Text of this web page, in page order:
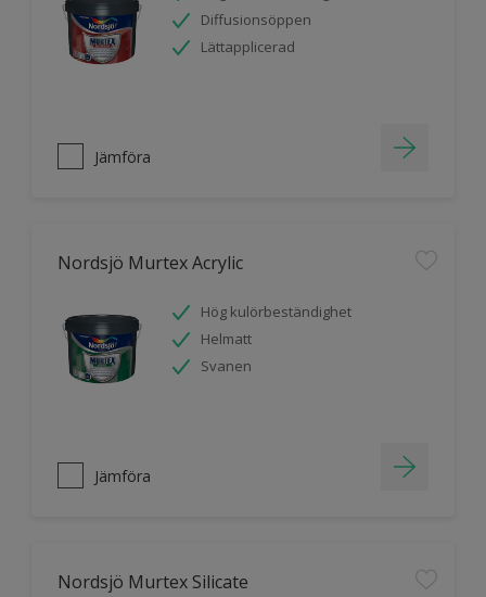
Diffusionsöppen
Lättapplicerad
Jämföra
Nordsjö Murtex Acrylic
Hög kulörbeständighet
Helmatt
Svanen
Jämföra
Nordsjö Murtex Silicate